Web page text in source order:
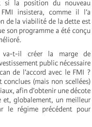
si la position du nouveau
insistera, comme il l’a
de la viabilité de la dette est
son programme a été conçu
va-t-il créer la marge de
public nécessaire
de l’accord avec le FMI ?
(mais non scellées)
afin d’obtenir une décote
et, globalement, un meilleur
le régime précédent pour